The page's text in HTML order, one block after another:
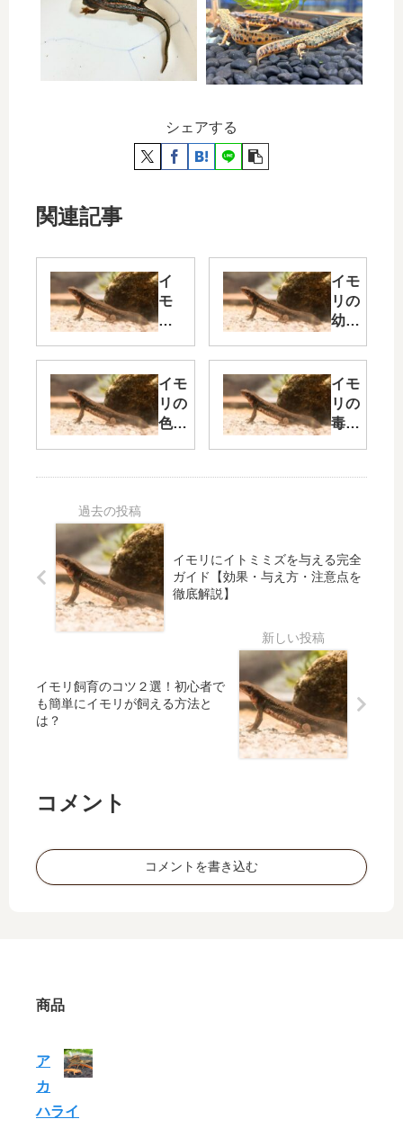
シェアする
関連記事
イ
モ
リ
死
因
ト
ッ
と
か
ら
で
き
る
策
イモ
リの
幼生
て方
を完
全ガ
イド
｜孵
ら上
解
説！
イモ
リの
色彩
いて
説！
アカ
ハラ
色彩
変異
個体
原
因・
底解
イモ
リの
毒は
テト
の正
体と
を徹
底解
説
イモリにイトミミズを与える完全
ガイド【効果・与え方・注意点を
徹底解説】
イモリ飼育のコツ２選！初心者で
も簡単にイモリが飼える方法と
は？
コメント
コメントを書き込む
商品
ア
カ
ハライ